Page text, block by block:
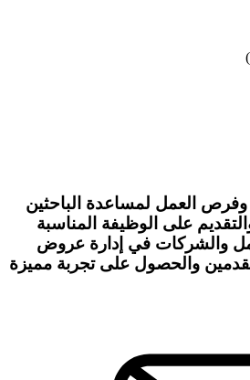
العمل لمساعدة الباحثين
على الوظيفة المناسبة
والشركات في إدارة عروض
والحصول على تجربة مميزة